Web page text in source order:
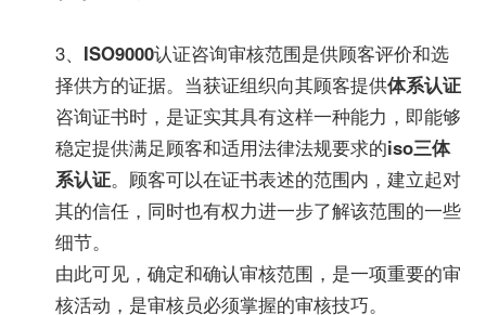
3、 ISO9000认证咨询审核范围是供顾客评价和选
择供方的证据。当获证组织向其顾客提供体系认证
咨询证书时，是证实其具有这样一种能力，即能够
稳定提供满足顾客和适用法律法规要求的iso三体
系认证。顾客可以在证书表述的范围内，建立起对
其的信任，同时也有权力进一步了解该范围的一些
细节。
由此可见，确定和确认审核范围，是一项重要的审
核活动，是审核员必须掌握的审核技巧。